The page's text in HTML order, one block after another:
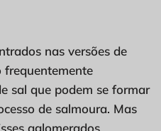
nas versões de
frequentemente
sal que podem se formar
de salmoura. Mas